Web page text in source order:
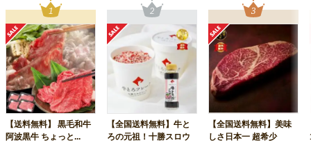
【送料無料】 黒毛和牛
阿波黒牛 ちょっと...
【全国送料無料】牛と
ろの元祖！十勝スロウ
【全国送料無料】美味
しさ日本一 超希少